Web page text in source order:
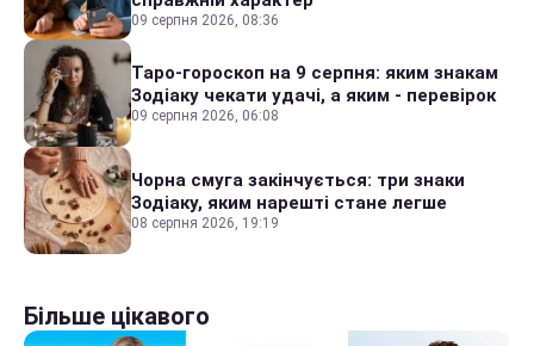
09 серпня 2026, 08:36
Таро-гороскоп на 9 серпня: яким знакам
Зодіаку чекати удачі, а яким - перевірок
09 серпня 2026, 06:08
Чорна смуга закінчується: три знаки
Зодіаку, яким нарешті стане легше
08 серпня 2026, 19:19
Більше цікавого